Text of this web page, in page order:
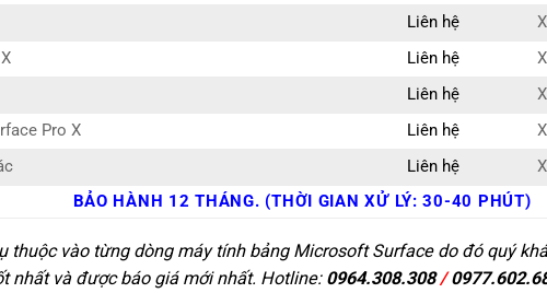
Liên hệ
Liên hệ
Liên hệ
Pro X
Liên hệ
Liên hệ
BẢO HÀNH 12 THÁNG. (THỜI GIAN XỬ LÝ: 30-40 PHÚT)
thuộc vào từng dòng máy tính bảng Microsoft Surface do đó quý
nhất và được báo giá mới nhất. Hotline: 0964.308.308/